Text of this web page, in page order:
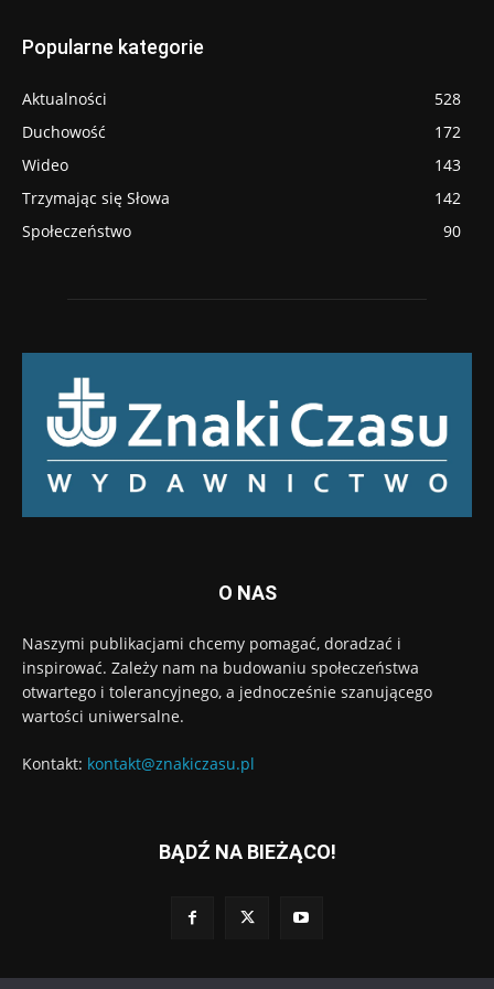
Popularne kategorie
Aktualności
528
Duchowość
172
Wideo
143
Trzymając się Słowa
142
Społeczeństwo
90
O NAS
Naszymi publikacjami chcemy pomagać, doradzać i
inspirować. Zależy nam na budowaniu społeczeństwa
otwartego i tolerancyjnego, a jednocześnie szanującego
wartości uniwersalne.
Kontakt: kontakt@znakiczasu.pl
BĄDŹ NA BIEŻĄCO!